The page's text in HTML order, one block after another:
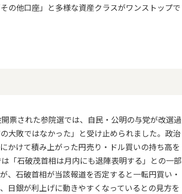
の他口座」と多様な資産クラスがワンストップで
票された参院選では、自民・公明の与党が改選過
大敗ではなかった」と受け止められました。政治
かけて積み上がった円売り・ドル買いの持ち高を
「石破茂首相は月内にも退陣表明する」との一部
、石破首相が当該報道を否定すると一転円買い・
日銀が利上げに動きやすくなっているとの見方を